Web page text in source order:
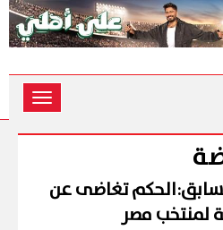
Toggle
تغاضى عن
لمنتخب مصر